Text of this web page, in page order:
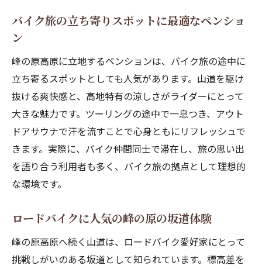
バイク旅の立ち寄りスポットに最適なペンショ
ン
峰の原高原に立地するペンションは、バイク旅の途中に
立ち寄るスポットとしても人気があります。山道を駆け
抜ける爽快感と、高地特有の涼しさがライダーにとって
大きな魅力です。ツーリングの途中で一息つき、アウト
ドアサウナで汗を流すことで心身ともにリフレッシュで
きます。実際に、バイク仲間同士で滞在し、旅の思い出
を語り合う利用者も多く、バイク旅の拠点として理想的
な環境です。
ロードバイクに人気の峰の原の坂道体験
峰の原高原へ続く山道は、ロードバイク愛好家にとって
挑戦しがいのある坂道として知られています。標高差を